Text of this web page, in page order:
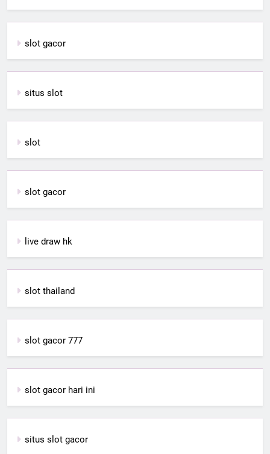
slot gacor
situs slot
slot
slot gacor
live draw hk
slot thailand
slot gacor 777
slot gacor hari ini
situs slot gacor